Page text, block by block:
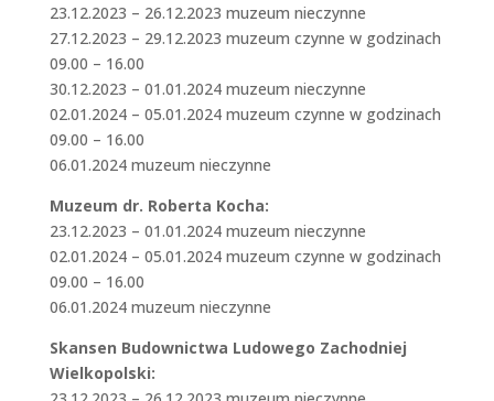
23.12.2023 – 26.12.2023 muzeum nieczynne
27.12.2023 – 29.12.2023 muzeum czynne w godzinach
09.00 – 16.00
30.12.2023 – 01.01.2024 muzeum nieczynne
02.01.2024 – 05.01.2024 muzeum czynne w godzinach
09.00 – 16.00
06.01.2024 muzeum nieczynne
Muzeum dr. Roberta Kocha:
23.12.2023 – 01.01.2024 muzeum nieczynne
02.01.2024 – 05.01.2024 muzeum czynne w godzinach
09.00 – 16.00
06.01.2024 muzeum nieczynne
Skansen Budownictwa Ludowego Zachodniej
Wielkopolski: